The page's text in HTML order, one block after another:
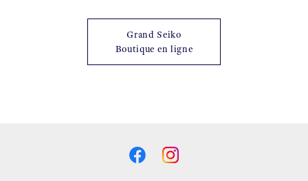
Grand Seiko
Boutique en ligne